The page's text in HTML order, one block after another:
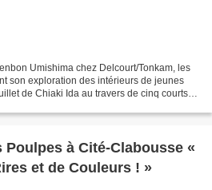
Umishima chez Delcourt/Tonkam, les
son exploration des intérieurs de jeunes
de Chiaki Ida au travers de cinq courts
à Cité-Clabousse «
et de Couleurs ! »